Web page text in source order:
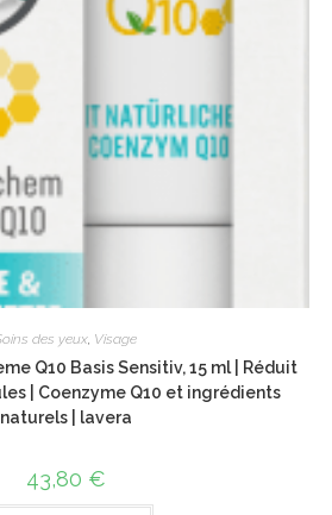
des yeux, Visage
Q10 Basis Sensitiv, 15 ml | Réduit
| Coenzyme Q10 et ingrédients
naturels | lavera
43,80 €